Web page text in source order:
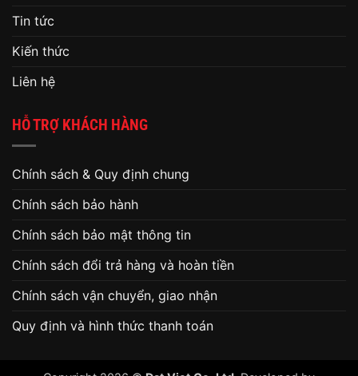
Tin tức
Kiến thức
Liên hệ
HỖ TRỢ KHÁCH HÀNG
Chính sách & Quy định chung
Chính sách bảo hành
Chính sách bảo mật thông tin
Chính sách đổi trả hàng và hoàn tiền
Chính sách vận chuyển, giao nhận
Quy định và hình thức thanh toán